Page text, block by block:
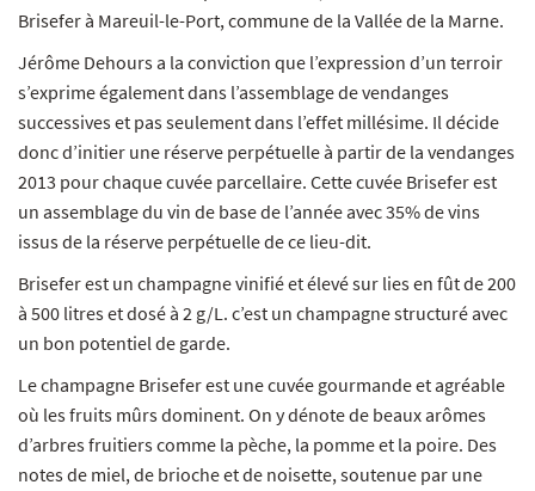
Brisefer à Mareuil-le-Port, commune de la Vallée de la Marne.
Jérôme Dehours a la conviction que l’expression d’un terroir
s’exprime également dans l’assemblage de vendanges
successives et pas seulement dans l’effet millésime. Il décide
donc d’initier une réserve perpétuelle à partir de la vendanges
2013 pour chaque cuvée parcellaire. Cette cuvée Brisefer est
un assemblage du vin de base de l’année avec 35% de vins
issus de la réserve perpétuelle de ce lieu-dit.
Brisefer est un champagne vinifié et élevé sur lies en fût de 200
à 500 litres et dosé à 2 g/L. c’est un champagne structuré avec
un bon potentiel de garde.
Le champagne Brisefer est une cuvée gourmande et agréable
où les fruits mûrs dominent. On y dénote de beaux arômes
d’arbres fruitiers comme la pèche, la pomme et la poire. Des
notes de miel, de brioche et de noisette, soutenue par une